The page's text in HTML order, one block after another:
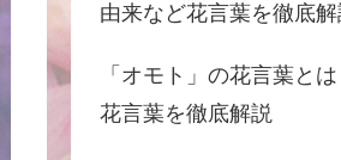
由来など花言葉を徹底
「オモト」の花言葉と
花言葉を徹底解説